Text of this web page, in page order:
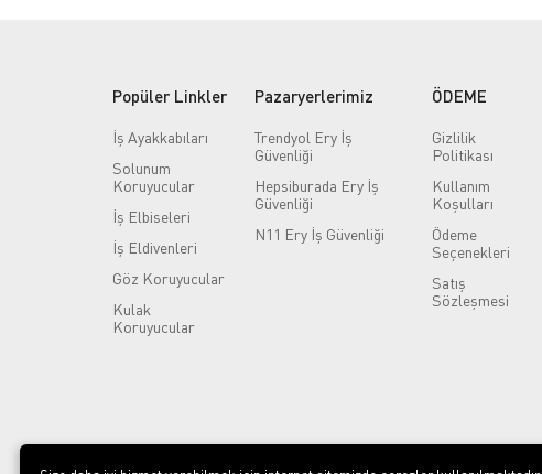
Popüler Linkler
İş Ayakkabıları
Solunum
Koruyucular
İş Elbiseleri
İş Eldivenleri
Göz Koruyucular
Kulak
Koruyucular
Pazaryerlerimiz
Trendyol Ery İş
Güvenliği
Hepsiburada Ery İş
Güvenliği
N11 Ery İş Güvenliği
ÖDEME
Gizlilik
Politikası
Kullanım
Koşulları
Ödeme
Seçenekleri
Satış
Sözleşmesi